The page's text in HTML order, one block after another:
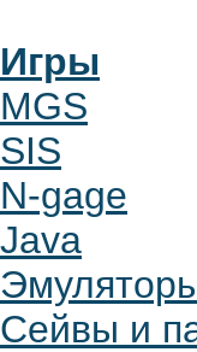
Игры
MGS
SIS
N-gage
Java
Сейвы и